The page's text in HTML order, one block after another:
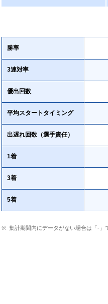
勝率
3連対率
優出回数
平均スタートタイミング
出遅れ回数（選手責任）
1着
3着
5着
集計期間内にデータがない場合は「-」